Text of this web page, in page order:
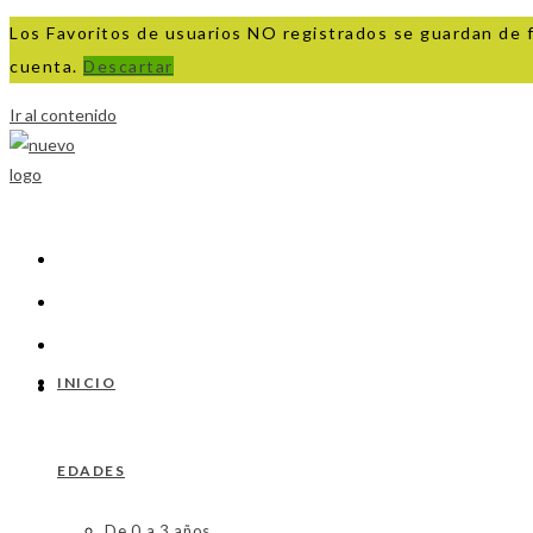
Los Favoritos de usuarios NO registrados se guardan
cuenta. Descartar
Ir al contenido
INICIO
EDADES